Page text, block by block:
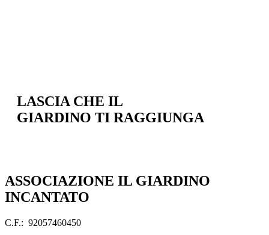
LASCIA CHE IL
GIARDINO TI RAGGIUNGA
ASSOCIAZIONE IL GIARDINO
INCANTATO
C.F.: 92057460450